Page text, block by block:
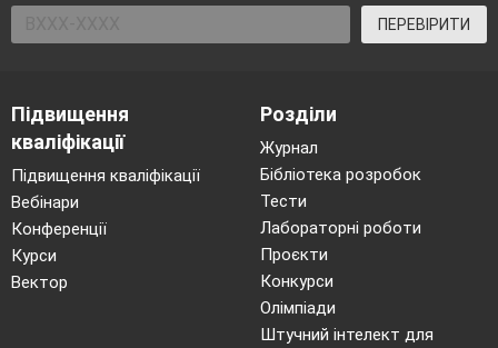
ПЕРЕВІРИТИ
Підвищення
кваліфікації
Підвищення кваліфікації
Вебінари
Конференції
Курси
Вектор
Розділи
Журнал
Бібліотека розробок
Тести
Лабораторні роботи
Проєкти
Конкурси
Олімпіади
Штучний інтелект для